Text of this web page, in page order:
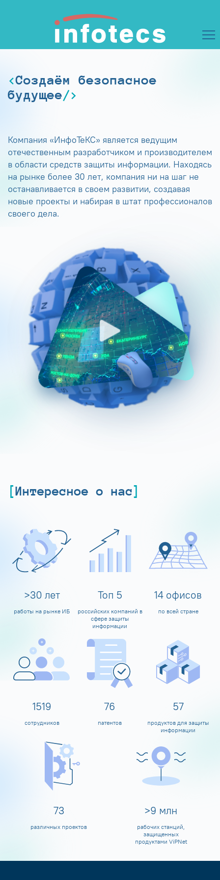
Создаём безопасное
будущее
Компания «ИнфоТеКС» является ведущим
отечественным разработчиком и производителем
в области средств защиты информации. Находясь
на рынке более 30 лет, компания ни на шаг не
останавливается в своем развитии, создавая
новые проекты и набирая в штат профессионалов
своего дела.
Интересное о нас
>30 лет
работы на рынке ИБ
Топ 5
российских компаний в
сфере защиты
информации
14 офисов
по всей стране
1600
сотрудников
80
патентов
60
продуктов для защиты
информации
80
различных проектов
>10 млн
рабочих станций,
защищенных
продуктами ViPNet